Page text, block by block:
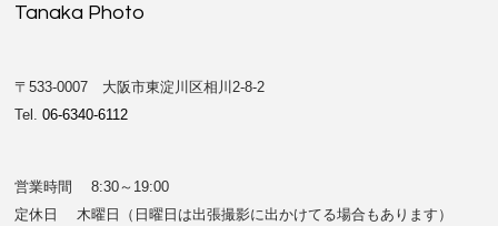
Tanaka Photo
〒533-0007 大阪市東淀川区相川2-8-2
Tel. 06-6340-6112
営業時間 8:30～19:00
定休日 木曜日（日曜日は出張撮影に出かけてる場合もあります）